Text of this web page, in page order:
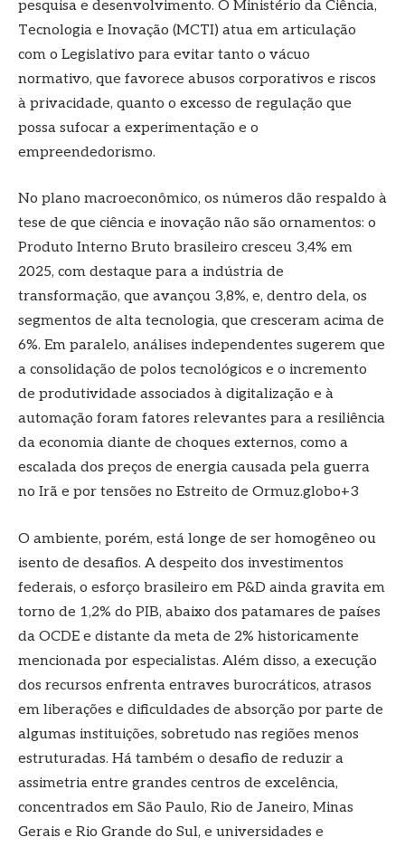
pesquisa e desenvolvimento. O Ministério da Ciência,
Tecnologia e Inovação (MCTI) atua em articulação
com o Legislativo para evitar tanto o vácuo
normativo, que favorece abusos corporativos e riscos
à privacidade, quanto o excesso de regulação que
possa sufocar a experimentação e o
empreendedorismo.
No plano macroeconômico, os números dão respaldo à
tese de que ciência e inovação não são ornamentos: o
Produto Interno Bruto brasileiro cresceu 3,4% em
2025, com destaque para a indústria de
transformação, que avançou 3,8%, e, dentro dela, os
segmentos de alta tecnologia, que cresceram acima de
6%. Em paralelo, análises independentes sugerem que
a consolidação de polos tecnológicos e o incremento
de produtividade associados à digitalização e à
automação foram fatores relevantes para a resiliência
da economia diante de choques externos, como a
escalada dos preços de energia causada pela guerra
no Irã e por tensões no Estreito de Ormuz.globo+3
O ambiente, porém, está longe de ser homogêneo ou
isento de desafios. A despeito dos investimentos
federais, o esforço brasileiro em P&D ainda gravita em
torno de 1,2% do PIB, abaixo dos patamares de países
da OCDE e distante da meta de 2% historicamente
mencionada por especialistas. Além disso, a execução
dos recursos enfrenta entraves burocráticos, atrasos
em liberações e dificuldades de absorção por parte de
algumas instituições, sobretudo nas regiões menos
estruturadas. Há também o desafio de reduzir a
assimetria entre grandes centros de excelência,
concentrados em São Paulo, Rio de Janeiro, Minas
Gerais e Rio Grande do Sul, e universidades e